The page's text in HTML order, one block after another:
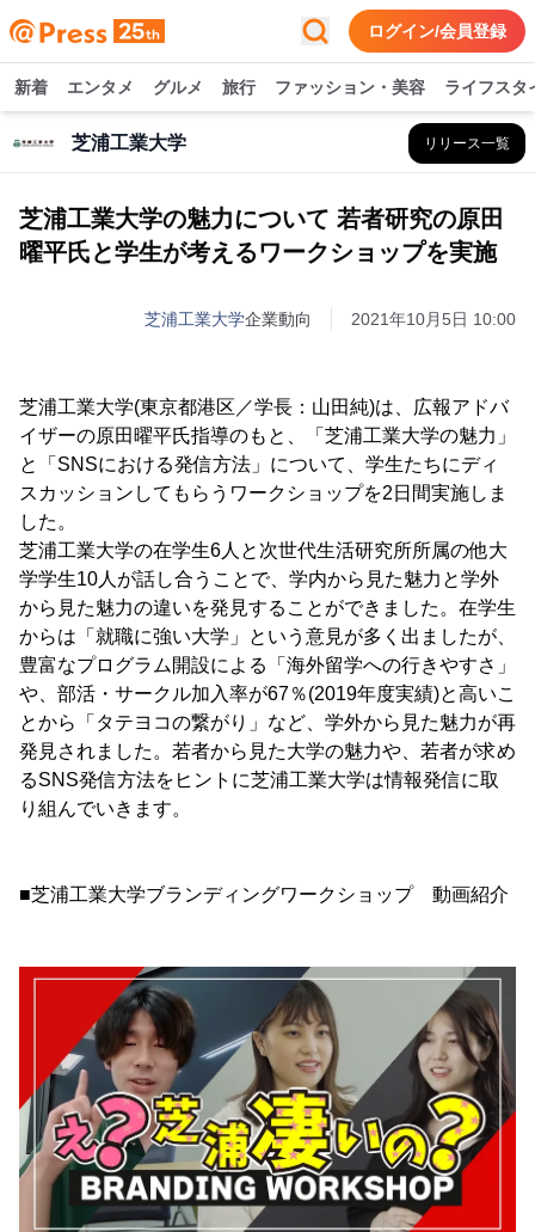
ログイン/会員登録
新着 エンタメ グルメ 旅行 ファッション・美容 ライフスタ
芝浦工業大学 リリース一覧
芝浦工業大学の魅力について 若者研究の原田
曜平氏と学生が考えるワークショップを実施
芝浦工業大学企業動向 2021年10月5日 10:00
芝浦工業大学(東京都港区／学長：山田純)は、広報アドバ
イザーの原田曜平氏指導のもと、「芝浦工業大学の魅力」
と「SNSにおける発信方法」について、学生たちにディ
スカッションしてもらうワークショップを2日間実施しま
した。
芝浦工業大学の在学生6人と次世代生活研究所所属の他大
学学生10人が話し合うことで、学内から見た魅力と学外
から見た魅力の違いを発見することができました。在学生
からは「就職に強い大学」という意見が多く出ましたが、
豊富なプログラム開設による「海外留学への行きやすさ」
や、部活・サークル加入率が67％(2019年度実績)と高いこ
とから「タテヨコの繋がり」など、学外から見た魅力が再
発見されました。若者から見た大学の魅力や、若者が求め
るSNS発信方法をヒントに芝浦工業大学は情報発信に取
り組んでいきます。
■芝浦工業大学ブランディングワークショップ 動画紹介